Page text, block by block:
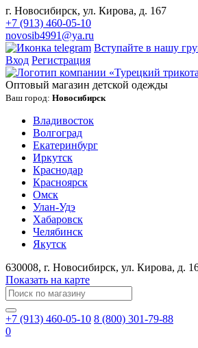
г. Новосибирск, ул. Кирова, д. 167
+7 (913) 460-05-10
novosib4991@ya.ru
Вступайте в нашу
Вход Регистрация
Оптовый магазин детской одежды
Ваш город: Новосибирск
Владивосток
Волгоград
Екатеринбург
Иркутск
Краснодар
Красноярск
Омск
Улан-Удэ
Хабаровск
Челябинск
Якутск
630008, г. Новосибирск, ул. Кирова, д.
Показать на карте
+7 (913) 460-05-10 8 (800) 301-79-88
0